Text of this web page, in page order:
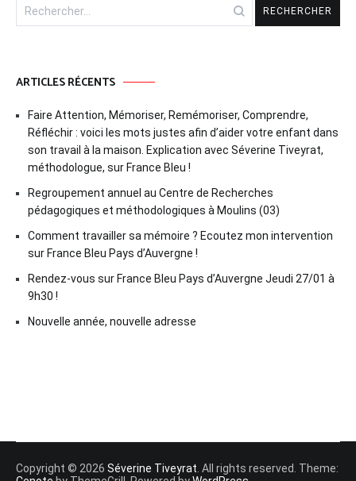
ARTICLES RÉCENTS
Faire Attention, Mémoriser, Remémoriser, Comprendre,
Réfléchir : voici les mots justes afin d’aider votre enfant dans
son travail à la maison. Explication avec Séverine Tiveyrat,
méthodologue, sur France Bleu !
Regroupement annuel au Centre de Recherches
pédagogiques et méthodologiques à Moulins (03)
Comment travailler sa mémoire ? Ecoutez mon intervention
sur France Bleu Pays d’Auvergne !
Rendez-vous sur France Bleu Pays d’Auvergne Jeudi 27/01 à
9h30 !
Nouvelle année, nouvelle adresse
Copyright © 2026 Séverine Tiveyrat . All rights reserved. Theme: